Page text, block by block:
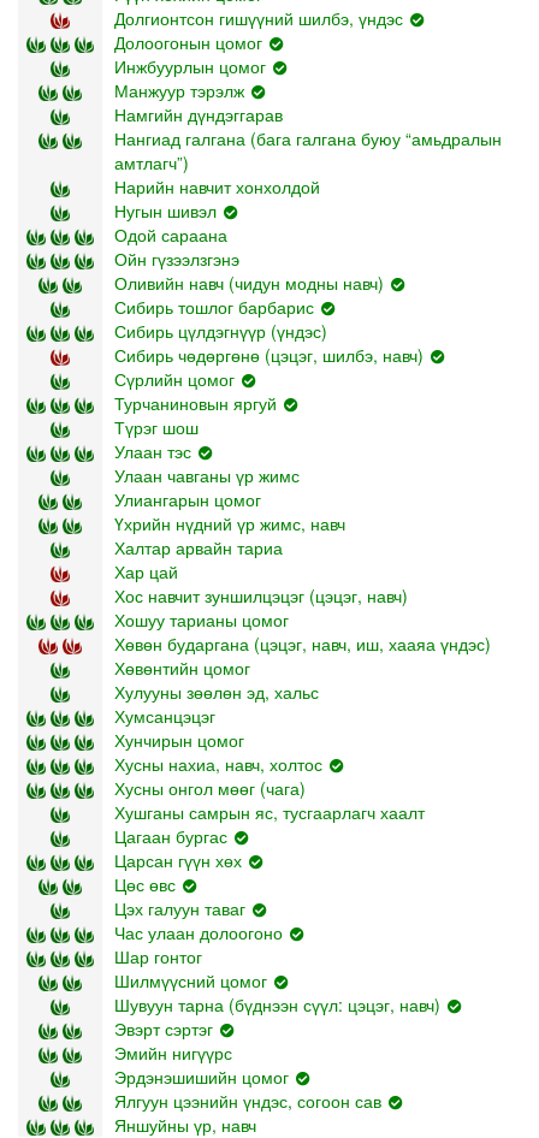
Долгионтсон гишүүний шилбэ, үндэс
Долоогонын цомог
Инжбуурлын цомог
Манжуур тэрэлж
Намгийн дүндэггарав
Нангиад галгана (бага галгана буюу “амьдралын
амтлагч”)
Нарийн навчит хонхолдой
Нугын шивэл
Одой сараана
Ойн гүзээлзгэнэ
Оливийн навч (чидун модны навч)
Сибирь тошлог барбарис
Сибирь цүлдэгнүүр (үндэс)
Сибирь чөдөргөнө (цэцэг, шилбэ, навч)
Сүрлийн цомог
Турчаниновын яргуй
Түрэг шош
Улаан тэс
Улаан чавганы үр жимс
Улиангарын цомог
Үхрийн нүдний үр жимс, навч
Халтар арвайн тариа
Хар цай
Хос навчит зуншилцэцэг (цэцэг, навч)
Хошуу тарианы цомог
Хөвөн бударгана (цэцэг, навч, иш, хааяа үндэс)
Хөвөнтийн цомог
Хулууны зөөлөн эд, хальс
Хумсанцэцэг
Хунчирын цомог
Хусны нахиа, навч, холтос
Хусны онгол мөөг (чага)
Хушганы самрын яс, тусгаарлагч хаалт
Цагаан бургас
Царсан гүүн хөх
Цөс өвс
Цэх галуун таваг
Час улаан долоогоно
Шар гонтог
Шилмүүсний цомог
Шувуун тарна (бүднээн сүүл: цэцэг, навч)
Эвэрт сэртэг
Эмийн нигүүрс
Эрдэнэшишийн цомог
Ялгуун цээнийн үндэс, согоон сав
Яншуйны үр, навч